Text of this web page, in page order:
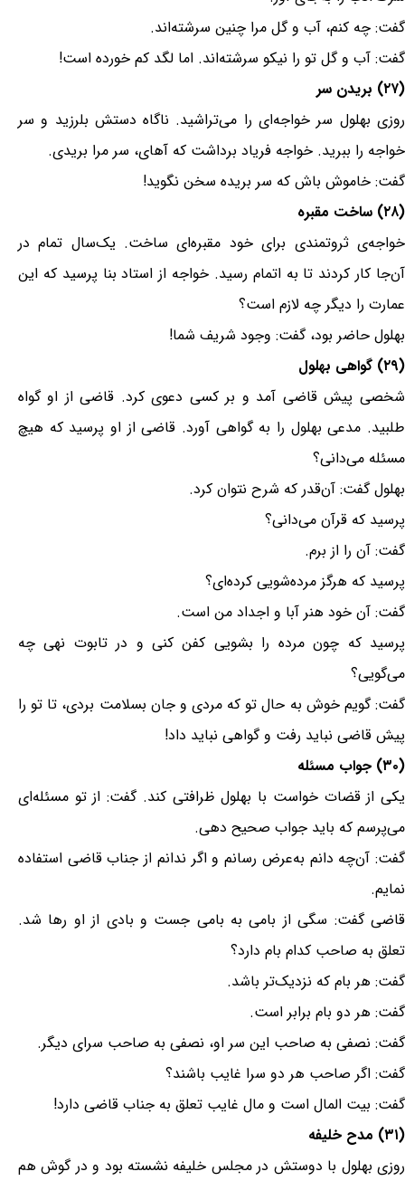
گفت: چه کنم، آب و گل مرا چنین سرشته‌اند.
گفت: آب و گل تو را نیکو سرشته‌اند. اما لگد کم خورده است!
(۲۷) بریدن سر
روزی بهلول سر خواجه‌ای را می‌تراشید. ناگاه دستش بلرزید و سر
خواجه را ببرید. خواجه فریاد برداشت که آهای، سر مرا بریدی.
گفت: خاموش باش که سر بریده سخن نگوید!
(۲۸) ساخت مقبره
خواجه‌ی ثروتمندی برای خود مقبره‌ای ساخت. یک‌سال تمام در
آن‌جا کار کردند تا به اتمام رسید. خواجه از استاد بنا پرسید که این
عمارت را دیگر چه لازم است؟
بهلول حاضر بود، گفت: وجود شریف شما!
(۲۹) گواهی بهلول
شخصی پیش قاضی آمد و بر کسی دعوی کرد. قاضی از او گواه
طلبید. مدعی بهلول را به گواهی آورد. قاضی از او پرسید که هیچ
مسئله می‌دانی؟
بهلول گفت: آن‌قدر که شرح نتوان کرد.
پرسید که قرآن می‌دانی؟
گفت: آن را از برم.
پرسید که هرگز مرده‌شویی کرده‌ای؟
گفت: آن خود هنر آبا و اجداد من است.
پرسید که چون مرده را بشویی کفن کنی و در تابوت نهی چه
می‌گویی؟
گفت: گویم خوش به حال تو که مردی و جان بسلامت بردی، تا تو را
پیش قاضی نباید رفت و گواهی نباید داد!
(۳۰) جواب مسئله
یکی از قضات خواست با بهلول ظرافتی کند. گفت: از تو مسئله‌ای
می‌پرسم که باید جواب صحیح دهی.
گفت: آن‌چه دانم به‌عرض رسانم و اگر ندانم از جناب قاضی استفاده
نمایم.
قاضی گفت: سگی از بامی به بامی جست و بادی از او رها شد.
تعلق به صاحب کدام بام دارد؟
گفت: هر بام که نزدیک‌تر باشد.
گفت: هر دو بام برابر است.
گفت: نصفی به صاحب این سر او، نصفی به صاحب سرای دیگر.
گفت: اگر صاحب هر دو سرا غایب باشند؟
گفت: بیت المال است و مال غایب تعلق به جناب قاضی دارد!
(۳۱) مدح خلیفه
روزی بهلول با دوستش در مجلس خلیفه نشسته بود و در گوش هم